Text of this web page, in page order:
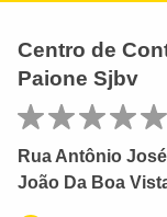
Centro de
Paione Sjbv
Rua Antônio
João Da Boa